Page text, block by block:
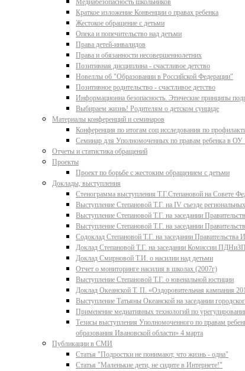
Медиабезопасность школьников
Краткое изложение Конвенции о правах ребенка
Жестокое обращение с детьми
Опека и попечительство над детьми
Права детей-инвалидов
Права и обязанности несовершеннолетних
Позитивная дисциплина - счастливое детство
Новеллы об "Образовании в Российской Федерации"
Позитивное родительство - счастливое детство
Информационна безопасность. Этические принципы
Выбираем жизнь! Родителям о детском суициде
Материалы конференций и семинаров
Конференция по итогам соц исследования по
Семинар для Уполномоченных по правам ребенка в ОУ
Отчеты и статистика обращений
Проекты
Проект по борьбе с жестоким обращением с детьми
Доклады, выступления
Стенограмма выступления Т.Г.Степановой на Совете
Выступление Степановой Т.Г. на IV съезде
Выступление Степановой Т.Г. на заседании
Выступление Степановой Т.Г. на заседании
Содоклад Степановой Т.Г. на заседании Правительства
Доклад Степановой Т.Г. на заседании Комиссии
Доклад Смирновой Т.И. о насилии над детьми
Отчет о мониторинге насилия в школах (2007г)
Выступление Степановой Т.Г. о ювенальной юстиции
Доклад Океанской Т. П. «Оздоровительная кампания
Выступление Татьяны Океанской на заседании
Применение медиативных технологий по
Тезисы выступления Уполномоченного по правам
образования Ивановской области» 4 марта
Публикации в СМИ
Статья "Подростки не понимают, что жизнь - одна"
Статья "Маленькие дети, не сидите в Интернете!"